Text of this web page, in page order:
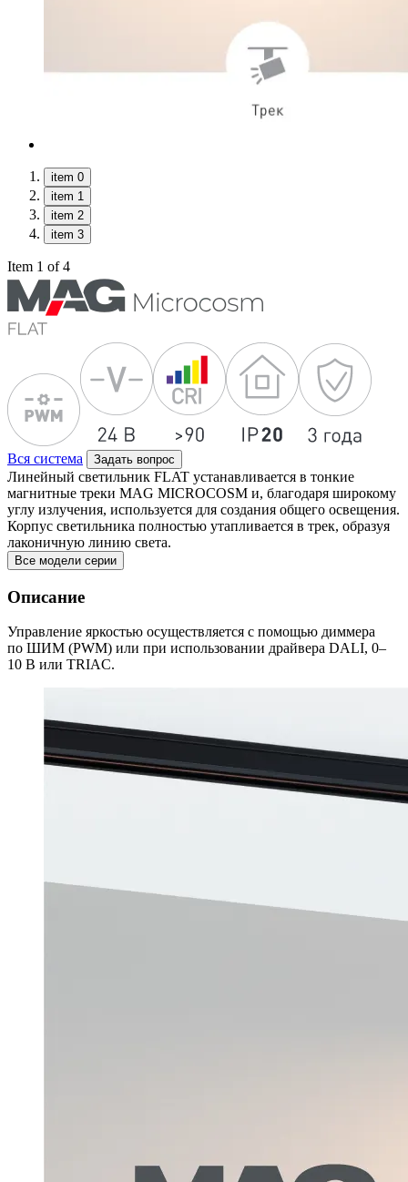
item 0
item 1
item 2
item 3
Item 1 of 4
Вся система Задать вопрос
Линейный светильник FLAT устанавливается в тонкие
магнитные треки MAG MICROCOSM и, благодаря широкому
углу излучения, используется для создания общего освещения.
Корпус светильника полностью утапливается в трек, образуя
лаконичную линию света.
Все модели серии
Описание
Управление яркостью осуществляется с помощью диммера
по ШИМ (PWM) или при использовании драйвера DALI, 0–
10 В или TRIAC.